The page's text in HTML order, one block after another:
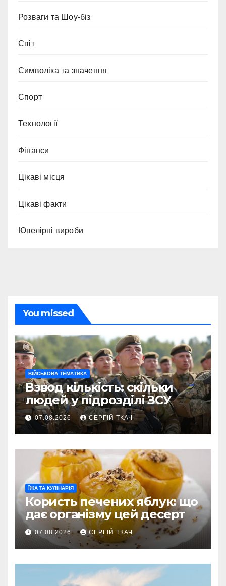
Розваги та Шоу-біз
Світ
Символіка та значення
Спорт
Технології
Фінанси
Цікаві місця
Цікаві факти
Ювелірні вироби
You missed
ВІЙСЬКОВА ТЕМАТИКА
Взвод кількість: скільки
людей у підрозділі ЗСУ
07.08.2026 СЕРГІЙ ТКАЧ
ЇЖА ТА КУЛІНАРІЯ
Користь печених яблук: що
дає організму цей десерт
07.08.2026 СЕРГІЙ ТКАЧ